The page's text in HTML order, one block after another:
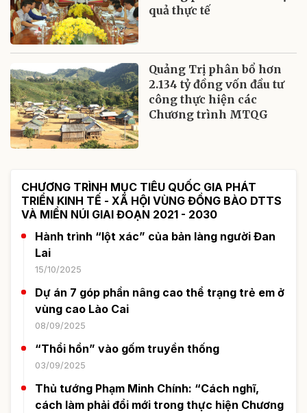
quả thực tế
Quảng Trị phân bổ hơn
2.134 tỷ đồng vốn đầu tư
công thực hiện các
Chương trình MTQG
CHƯƠNG TRÌNH MỤC TIÊU QUỐC GIA PHÁT
TRIỂN KINH TẾ - XÃ HỘI VÙNG ĐỒNG BÀO DTTS
VÀ MIỀN NÚI GIAI ĐOẠN 2021 - 2030
Hành trình “lột xác” của bản làng người Đan
Lai
15/10/2025
Dự án 7 góp phần nâng cao thể trạng trẻ em ở
vùng cao Lào Cai
08/09/2025
“Thổi hồn” vào gốm truyền thống
03/09/2025
Thủ tướng Phạm Minh Chính: “Cách nghĩ,
cách làm phải đổi mới trong thực hiện Chương